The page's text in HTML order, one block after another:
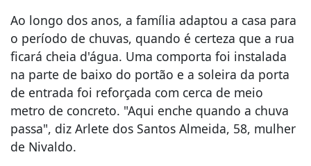
Ao longo dos anos, a família adaptou a casa para
o período de chuvas, quando é certeza que a rua
ficará cheia d'água. Uma comporta foi instalada
na parte de baixo do portão e a soleira da porta
de entrada foi reforçada com cerca de meio
metro de concreto. "Aqui enche quando a chuva
passa", diz Arlete dos Santos Almeida, 58, mulher
de Nivaldo.